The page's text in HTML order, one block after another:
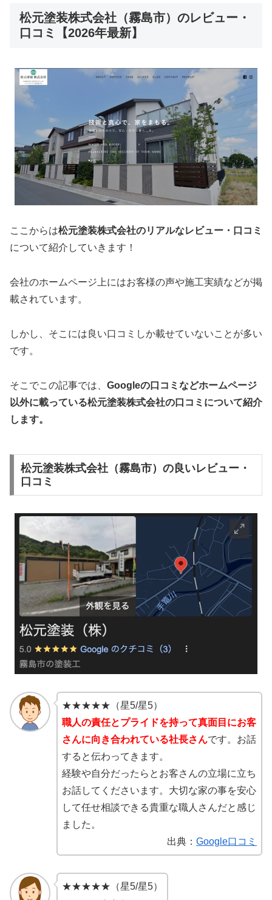
松元塗装株式会社（霧島市）のレビュー・
口コミ【2026年最新】
ここからは松元塗装株式会社のリアルなレビュー・口コミ
について紹介していきます！
会社のホームページ上にはお客様の声や施工実績などが掲
載されています。
しかし、そこには良い口コミしか載せていないことが多い
です。
そこでこの記事では、 Googleの口コミなどホームページ
以外に載っている松元塗装株式会社の口コミについて紹介
します。
松元塗装株式会社（霧島市）の良いレビュー・
口コミ
★★★★★（星5/星5）
職人の責任とプライドを持って真面目にお客
さんに向き合われている社長さんです。お話
すると伝わってきます。
経験や自分だったらとお客さんの立場に立ち
お話してくださいます。大切な家の事を安心
して任せ相談できる貴重な職人さんだと感じ
ました。
出典： Google口コミ
★★★★★（星5/星5）